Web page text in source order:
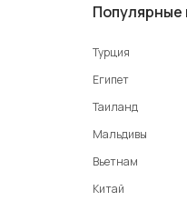
Популярные
Турция
Египет
Таиланд
Мальдивы
Вьетнам
Китай